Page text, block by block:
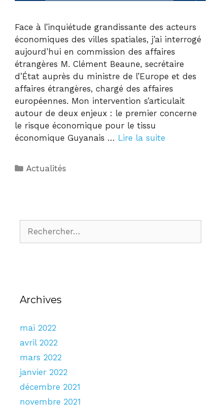
Face à l’inquiétude grandissante des acteurs
économiques des villes spatiales, j’ai interrogé
aujourd’hui en commission des affaires
étrangères M. Clément Beaune, secrétaire
d’État auprès du ministre de l’Europe et des
affaires étrangères, chargé des affaires
européennes. Mon intervention s’articulait
autour de deux enjeux : le premier concerne
le risque économique pour le tissu
économique Guyanais … Lire la suite
Actualités
Archives
mai 2022
avril 2022
mars 2022
janvier 2022
décembre 2021
novembre 2021